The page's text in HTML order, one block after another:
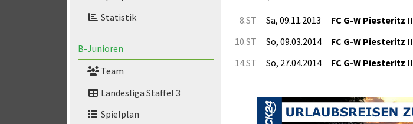
Statistik
B-Junioren
Team
Landesliga Staffel 3
Spielplan
8.ST Sa, 09.11.2013 FC G-W Piesteritz II
10.ST So, 09.03.2014 FC G-W Piesteritz II
14.ST So, 27.04.2014 FC G-W Piesteritz II